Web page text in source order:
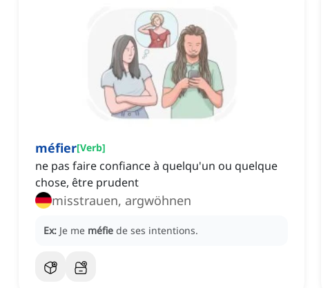
méfier[Verb]
ne pas faire confiance à quelqu'un ou quelque
chose, être prudent
misstrauen, argwöhnen
Ex: Je me méfie de ses intentions.